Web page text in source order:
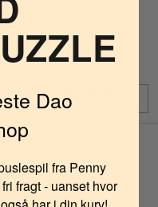
1000 Teile Wasser & Weine
299,95 kr.
Auf Lager
ZUM WARENKORB
HINZUFÜGEN
Dao
fra Penny
fragt - uanset hvor